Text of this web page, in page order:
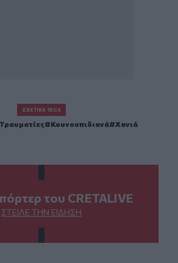
ΣΧΕΤΙΚΆ TAGS
Τραυματίες Κουνουπιδιανά Χανιά
του CRETALIVE
ΣΤΕΊΛΕ ΤΗΝ ΕΊΔΗΣΗ